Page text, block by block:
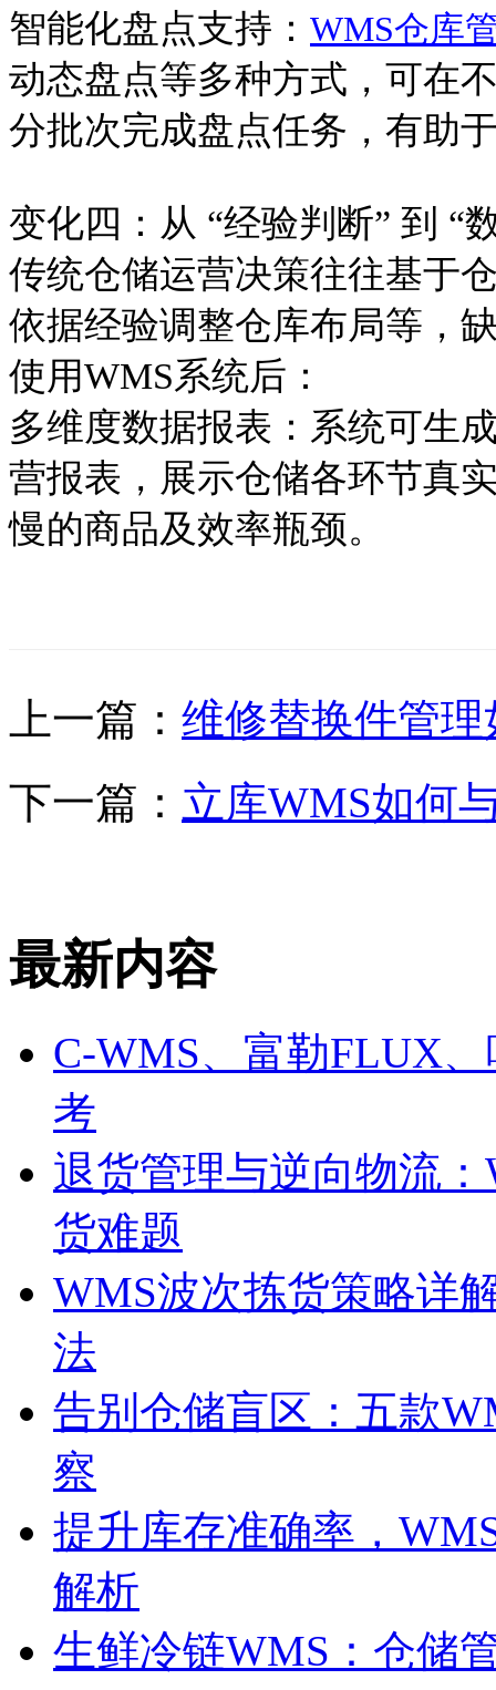
智能化盘点支持： WMS仓库
动态盘点等多种方式，可在
分批次完成盘点任务 ， 有助
变化四：从 “经验判断” 到 “
传统仓储运营决策往往基于
依据经验调整仓库布局等，
使用WMS系统后：
多维度数据报表：系统可生
营报表，展示仓储各环节真
慢的商品及效率瓶颈。
上一篇： 维修替换件管
下一篇： 立库WMS如何
最新内容
C-WMS、富勒FLUX
考
退货管理与逆向物流
货难题
WMS波次拣货策略详
法
告别仓储盲区：五款
察
提升库存准确率，
解析
生鲜冷链WMS：仓储